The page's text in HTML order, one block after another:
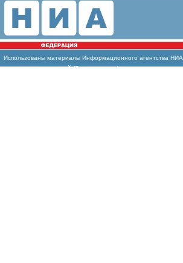
Использованы материалы Информационного агентства
массовых коммуникаций (Роскомнадзор)